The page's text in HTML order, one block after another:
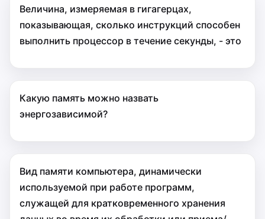
Величина, измеряемая в гигагерцах,
показывающая, сколько инструкций способен
выполнить процессор в течение секунды, - это
Какую память можно назвать
энергозависимой?
Вид памяти компьютера, динамически
используемой при работе программ,
служащей для кратковременного хранения